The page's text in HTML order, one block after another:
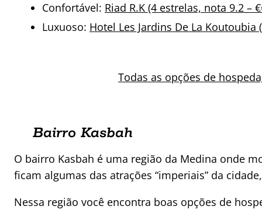
Confortável: Riad R.K (4 estrelas, nota 9.2 –
Luxuoso: Hotel Les Jardins De La Koutoubia
Todas as opções de
Bairro Kasbah
O bairro Kasbah é uma região da Medina onde
ficam algumas das atrações “imperiais” da
Nessa região você encontra boas opções de